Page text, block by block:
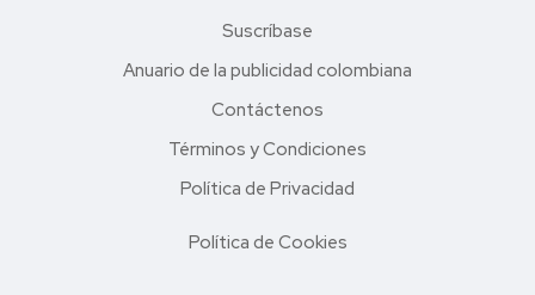
Suscríbase
Anuario de la publicidad colombiana
Contáctenos
Términos y Condiciones
Política de Privacidad
Política de Cookies